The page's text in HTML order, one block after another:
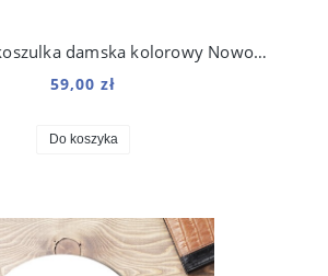
Bawełniana koszulka damska kolorowy Nowofundland
59,00 zł
Do koszyka